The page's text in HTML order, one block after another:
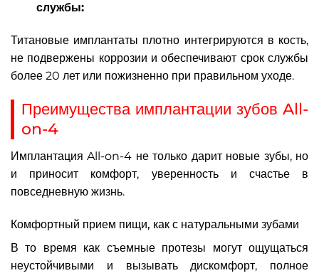
службы:
Титановые имплантаты плотно интегрируются в кость,
не подвержены коррозии и обеспечивают срок службы
более 20 лет или пожизненно при правильном уходе.
Преимущества имплантации зубов All-
on-4
Имплантация All-on-4 не только дарит новые зубы, но
и приносит комфорт, уверенность и счастье в
повседневную жизнь.
Комфортный прием пищи, как с натуральными зубами
В то время как съемные протезы могут ощущаться
неустойчивыми и вызывать дискомфорт, полное